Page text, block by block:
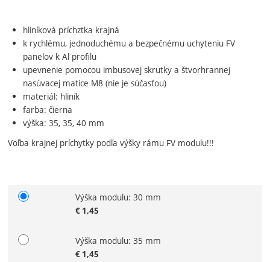
hliníková príchztka krajná
k rychlému, jednoduchému a bezpečnému uchyteniu FV
panelov k Al profilu
upevnenie pomocou imbusovej skrutky a štvorhrannej
nasúvacej matice M8 (nie je súčasťou)
materiál: hliník
farba: čierna
výška: 35, 35, 40 mm
Voľba krajnej príchytky podľa výšky rámu FV modulu!!!
Zvoľte variantVýška modulu: 30 mm
€ 1,45
Výška modulu: 35 mm
€ 1,45